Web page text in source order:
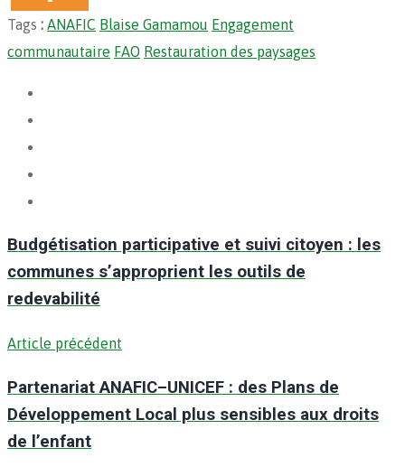
Tags : ANAFIC Blaise Gamamou Engagement
communautaire FAO Restauration des paysages
Budgétisation participative et suivi citoyen : les
communes s’approprient les outils de
redevabilité
Article précédent
Partenariat ANAFIC–UNICEF : des Plans de
Développement Local plus sensibles aux droits
de l’enfant